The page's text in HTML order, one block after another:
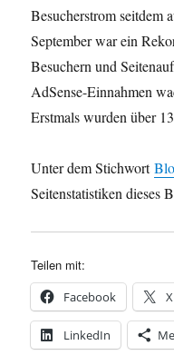
Besucherstrom seitdem
September war ein
Besuchern und
AdSense-Einnahmen
Erstmals wurden über
Unter dem Stichwort
Seitenstatistiken dieses
Teilen mit:
Facebook X
LinkedIn